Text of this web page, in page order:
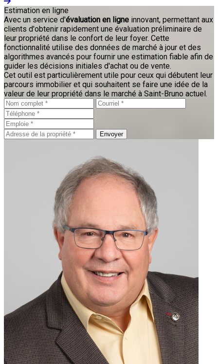
Estimation en ligne
Avec un service d'évaluation en ligne innovant, permettant aux
clients d'obtenir rapidement une évaluation préliminaire de
leur propriété dans le confort de leur foyer. Cette
fonctionnalité utilise des données de marché à jour et des
algorithmes avancés pour fournir une estimation fiable afin de
guider les décisions initiales d'achat ou de vente.
Cet outil est particulièrement utile pour ceux qui débutent leur
parcours immobilier et qui souhaitent se faire une idée de la
valeur de leur propriété dans le marché à Saint-Bruno actuel.
Envoyer